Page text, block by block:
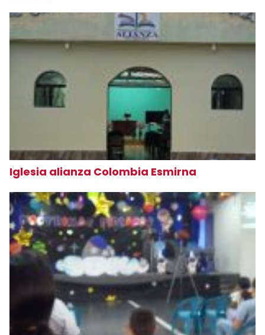
Iglesia alianza Colombia Esmirna